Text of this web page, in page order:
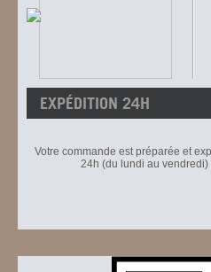
EXPÉDITION 24H
Votre commande est préparée et
24h (du lundi au vendredi)